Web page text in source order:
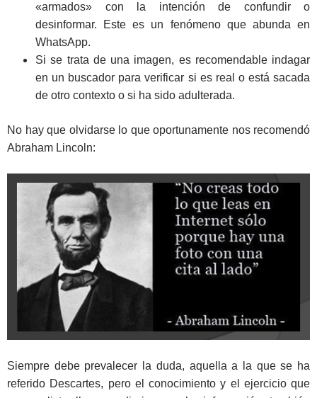
«armados» con la intención de confundir o
desinformar. Este es un fenómeno que abunda en
WhatsApp.
Si se trata de una imagen, es recomendable indagar
en un buscador para verificar si es real o está sacada
de otro contexto o si ha sido adulterada.
No hay que olvidarse lo que oportunamente nos recomendó
Abraham Lincoln:
Siempre debe prevalecer la duda, aquella a la que se ha
referido Descartes, pero el conocimiento y el ejercicio que